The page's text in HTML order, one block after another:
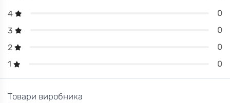
4
0
3
0
2
0
1
0
Товари виробника